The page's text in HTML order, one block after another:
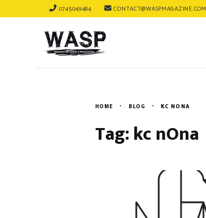
0745049484 CONTACT@WASPMAGAZINE.COM
HOME BLOG KC NONA
Tag: kc nOna